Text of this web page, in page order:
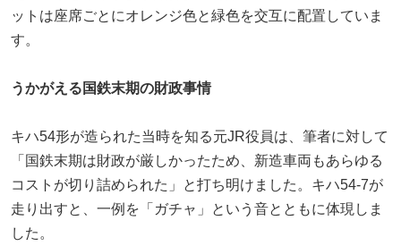
ットは座席ごとにオレンジ色と緑色を交互に配置していま
す。
うかがえる国鉄末期の財政事情
キハ54形が造られた当時を知る元JR役員は、筆者に対して
「国鉄末期は財政が厳しかったため、新造車両もあらゆる
コストが切り詰められた」と打ち明けました。キハ54-7が
走り出すと、一例を「ガチャ」という音とともに体現しま
した。